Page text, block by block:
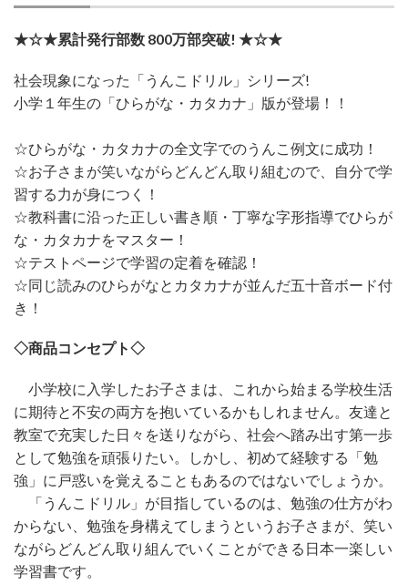
★☆★累計発行部数 800万部突破! ★☆★
社会現象になった「うんこドリル」シリーズ!
小学１年生の「ひらがな・カタカナ」版が登場！！
☆ひらがな・カタカナの全文字でのうんこ例文に成功！
☆お子さまが笑いながらどんどん取り組むので、自分で学
習する力が身につく！
☆教科書に沿った正しい書き順・丁寧な字形指導でひらが
な・カタカナをマスター！
☆テストページで学習の定着を確認！
☆同じ読みのひらがなとカタカナが並んだ五十音ボード付
き！
◇商品コンセプト◇
小学校に入学したお子さまは、これから始まる学校生活
に期待と不安の両方を抱いているかもしれません。友達と
教室で充実した日々を送りながら、社会へ踏み出す第一歩
として勉強を頑張りたい。しかし、初めて経験する「勉
強」に戸惑いを覚えることもあるのではないでしょうか。
「うんこドリル」が目指しているのは、勉強の仕方がわ
からない、勉強を身構えてしまうというお子さまが、笑い
ながらどんどん取り組んでいくことができる日本一楽しい
学習書です。